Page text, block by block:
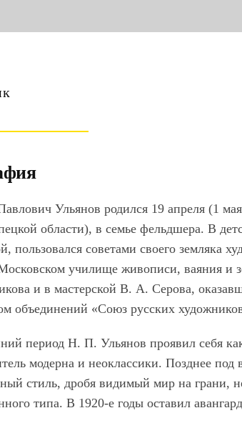
Ульянов родился 19 апреля (1
области), в семье фельдшера. В
пользовался советами своего
училище живописи, ваяния и
и в мастерской В. А. Серова,
объединений «Союз русских
период Н. П. Ульянов проявил себя
модерна и неоклассики. Позднее
стиль, дробя видимый мир на грани,
типа. В 1920-е годы оставил